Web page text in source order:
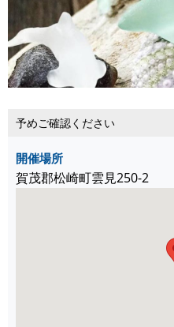
予めご確認ください
開催場所
賀茂郡松崎町雲見250-2